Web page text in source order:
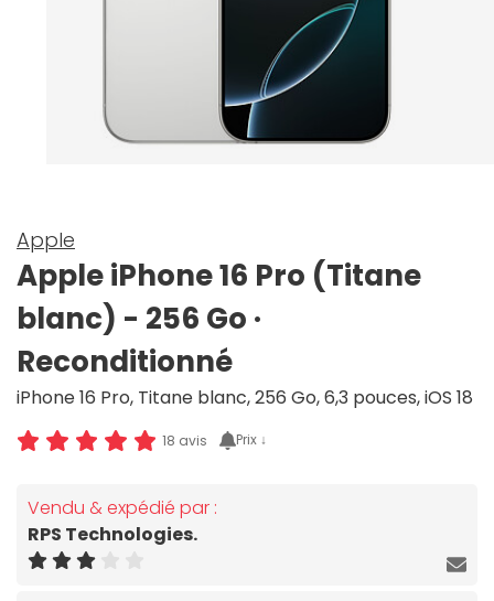
Apple
Apple iPhone 16 Pro (Titane
blanc) - 256 Go ·
Reconditionné
iPhone 16 Pro, Titane blanc, 256 Go, 6,3 pouces, iOS 18
18 avis Prix ↓
Vendu & expédié par :
RPS Technologies.